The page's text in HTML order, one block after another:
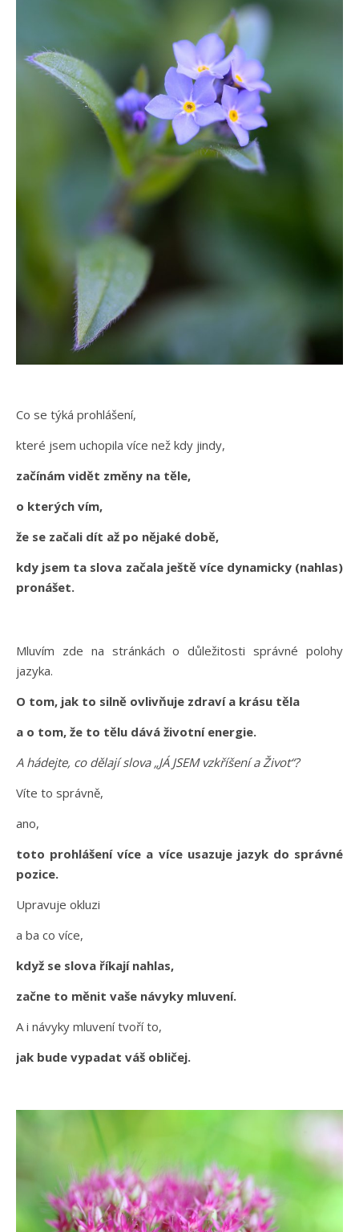
Co se týká prohlášení,
které jsem uchopila více než kdy jindy,
začínám vidět změny na těle,
o kterých vím,
že se začali dít až po nějaké době,
kdy jsem ta slova začala ještě více dynamicky (nahlas)
pronášet.
Mluvím zde na stránkách o důležitosti správné polohy
jazyka.
O tom, jak to silně ovlivňuje zdraví a krásu těla
a o tom, že to tělu dává životní energie.
A hádejte, co dělají slova „JÁ JSEM vzkříšení a Život“?
Víte to správně,
ano,
toto prohlášení více a více usazuje jazyk do správné
pozice.
Upravuje okluzi
a ba co více,
když se slova říkají nahlas,
začne to měnit vaše návyky mluvení.
A i návyky mluvení tvoří to,
jak bude vypadat váš obličej.